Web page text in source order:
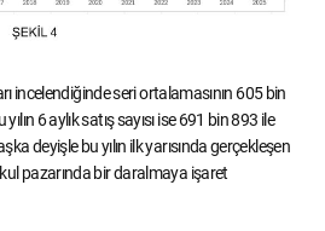
incelendiğinde seri ortalamasının 605 bin
6 aylık satış sayısı ise 691 bin 893 ile
deyişle bu yılın ilk yarısında gerçekleşen
pazarında bir daralmaya işaret